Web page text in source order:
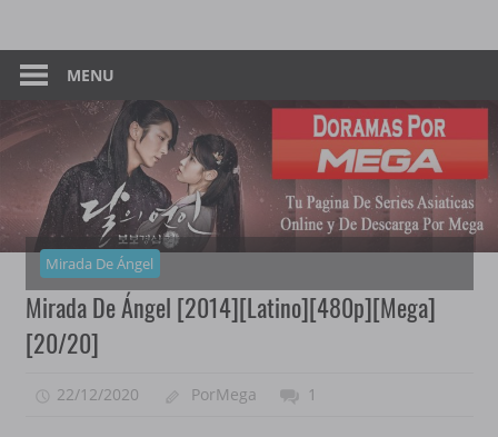
content
Dorama
–
Por
Mega
Pagina
Descarga
Por
Mega
MENU
Mirada De Ángel
Mirada De Ángel [2014][Latino][480p][Mega]
[20/20]
22/12/2020 PorMega 1